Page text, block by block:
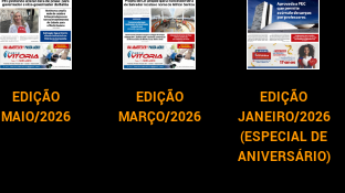
EDIÇÃO
MAIO/2026
EDIÇÃO
MARÇO/2026
EDIÇÃO
JANEIRO/2026
(ESPECIAL DE
ANIVERSÁRIO)